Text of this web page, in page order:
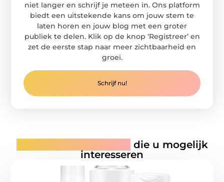
niet langer en schrijf je meteen in. Ons platform
biedt een uitstekende kans om jouw stem te
laten horen en jouw blog met een groter
publiek te delen. Klik op de knop ‘Registreer’ en
zet de eerste stap naar meer zichtbaarheid en
groei.
Schrijf nu!
die u mogelijk
interesseren